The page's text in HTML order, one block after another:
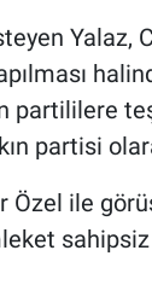
Yalaz,
partililere
partisi
Özel ile